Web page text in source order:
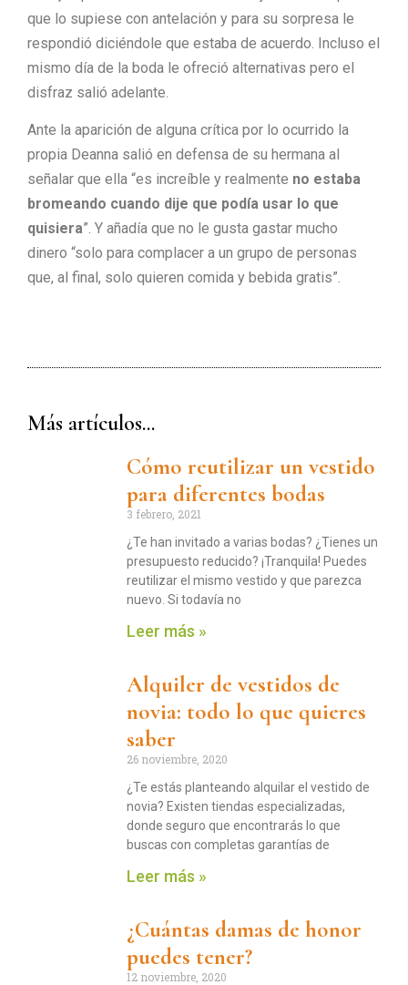
que lo supiese con antelación y para su sorpresa le
respondió diciéndole que estaba de acuerdo. Incluso el
mismo día de la boda le ofreció alternativas pero el
disfraz salió adelante.
Ante la aparición de alguna crítica por lo ocurrido la
propia Deanna salió en defensa de su hermana al
señalar que ella “es increíble y realmente no estaba
bromeando cuando dije que podía usar lo que
quisiera”. Y añadía que no le gusta gastar mucho
dinero “solo para complacer a un grupo de personas
que, al final, solo quieren comida y bebida gratis”.
Más artículos...
Cómo reutilizar un vestido
para diferentes bodas
3 febrero, 2021
¿Te han invitado a varias bodas? ¿Tienes un
presupuesto reducido? ¡Tranquila! Puedes
reutilizar el mismo vestido y que parezca
nuevo. Si todavía no
Leer más »
Alquiler de vestidos de
novia: todo lo que quieres
saber
26 noviembre, 2020
¿Te estás planteando alquilar el vestido de
novia? Existen tiendas especializadas,
donde seguro que encontrarás lo que
buscas con completas garantías de
Leer más »
¿Cuántas damas de honor
puedes tener?
12 noviembre, 2020